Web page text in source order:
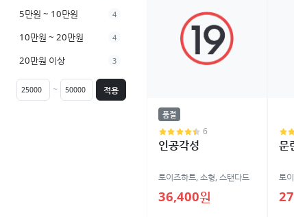
5만원 ~ 10만원 4
10만원 ~ 20만원 4
20만원 이상 3
~ 적용
품절
6
인공각성
토이즈하트,소형,스탠다드
36,400원
문
토